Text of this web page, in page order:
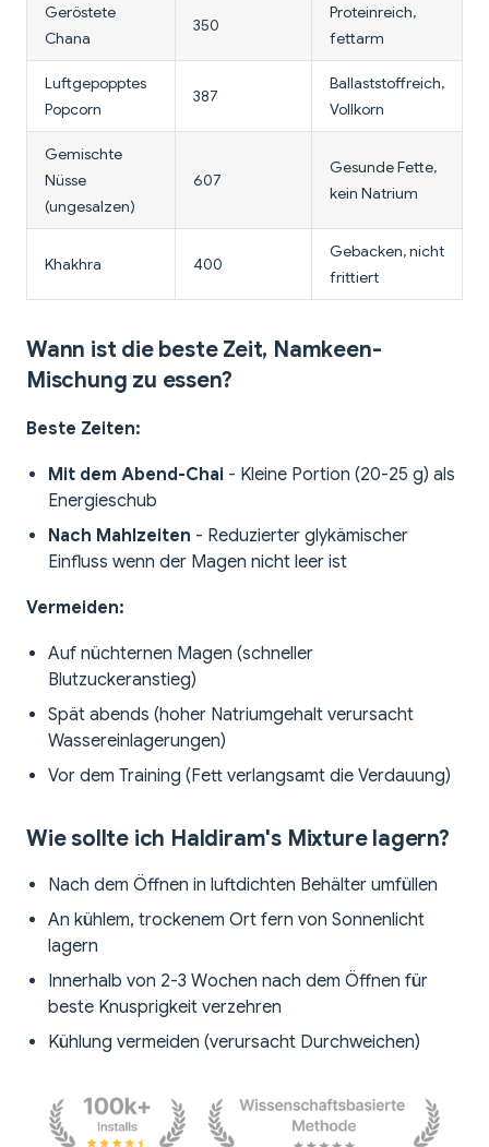
Geröstete
Chana
350
Proteinreich,
fettarm
Luftgepopptes
Popcorn
387
Ballaststoffreich,
Vollkorn
Gemischte
Nüsse
(ungesalzen)
607
Gesunde Fette,
kein Natrium
Khakhra 400
Gebacken, nicht
frittiert
Wann ist die beste Zeit, Namkeen-
Mischung zu essen?
Beste Zeiten:
Mit dem Abend-Chai - Kleine Portion (20-25 g) als
Energieschub
Nach Mahlzeiten - Reduzierter glykämischer
Einfluss wenn der Magen nicht leer ist
Vermeiden:
Auf nüchternen Magen (schneller
Blutzuckeranstieg)
Spät abends (hoher Natriumgehalt verursacht
Wassereinlagerungen)
Vor dem Training (Fett verlangsamt die Verdauung)
Wie sollte ich Haldiram's Mixture lagern?
Nach dem Öffnen in luftdichten Behälter umfüllen
An kühlem, trockenem Ort fern von Sonnenlicht
lagern
Innerhalb von 2-3 Wochen nach dem Öffnen für
beste Knusprigkeit verzehren
Kühlung vermeiden (verursacht Durchweichen)